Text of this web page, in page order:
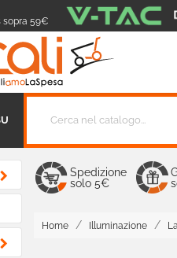
sopra 59€


Spedizione
solo 5€
Home Illuminazione